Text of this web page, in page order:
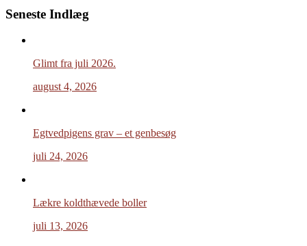
Seneste Indlæg
Glimt fra juli 2026.
august 4, 2026
Egtvedpigens grav – et genbesøg
juli 24, 2026
Lækre koldthævede boller
juli 13, 2026